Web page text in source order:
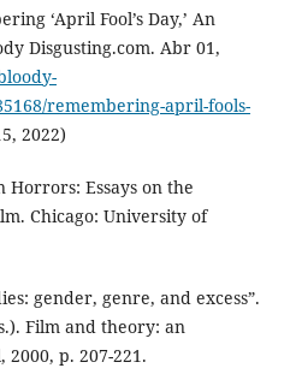
‘April Fool’s Day,’ An
Disgusting.com. Abr 01,
remembering-april-fools-
2022)
Horrors: Essays on the
Chicago: University of
gender, genre, and excess”.
Film and theory: an
p. 207-221.